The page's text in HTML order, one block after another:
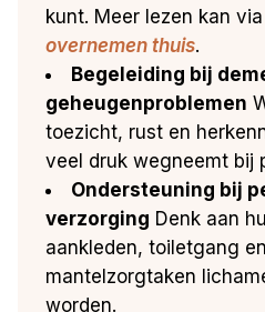
kunt. Meer lezen kan
overnemen thuis.
Begeleiding bij
geheugenproblemen
toezicht, rust en
veel druk wegneemt bij
Ondersteuning bij
verzorging Denk aan
aankleden, toiletgang
mantelzorgtaken
worden.